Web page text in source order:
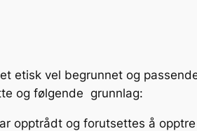
etisk vel begrunnet og
og følgende grunnlag:
opptrådt og forutsettes å